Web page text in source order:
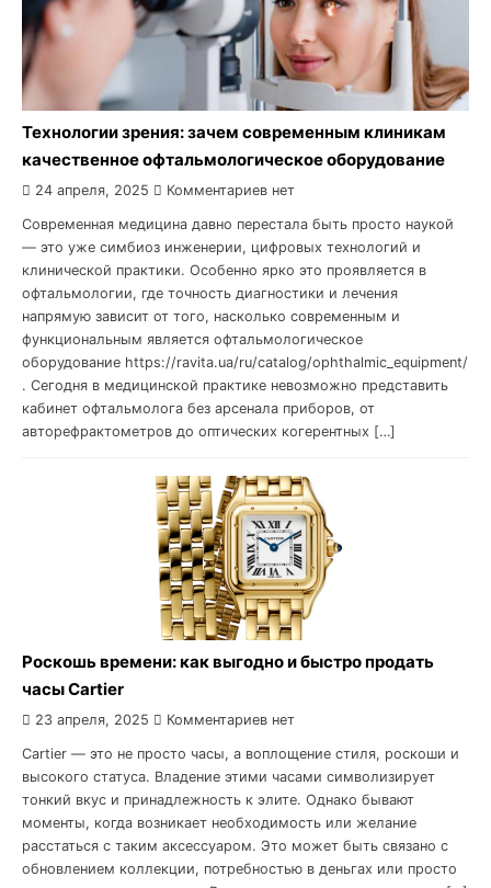
Технологии зрения: зачем современным клиникам
качественное офтальмологическое оборудование
24 апреля, 2025 Комментариев нет
Современная медицина давно перестала быть просто наукой
— это уже симбиоз инженерии, цифровых технологий и
клинической практики. Особенно ярко это проявляется в
офтальмологии, где точность диагностики и лечения
напрямую зависит от того, насколько современным и
функциональным является офтальмологическое
оборудование https://ravita.ua/ru/catalog/ophthalmic_equipment/
. Сегодня в медицинской практике невозможно представить
кабинет офтальмолога без арсенала приборов, от
авторефрактометров до оптических когерентных […]
Роскошь времени: как выгодно и быстро продать
часы Cartier
23 апреля, 2025 Комментариев нет
Cartier — это не просто часы, а воплощение стиля, роскоши и
высокого статуса. Владение этими часами символизирует
тонкий вкус и принадлежность к элите. Однако бывают
моменты, когда возникает необходимость или желание
расстаться с таким аксессуаром. Это может быть связано с
обновлением коллекции, потребностью в деньгах или просто